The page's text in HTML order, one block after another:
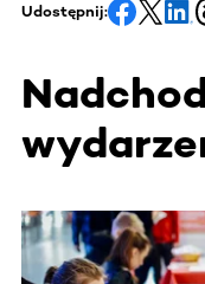
Udostępnij:
Ta sekcja zawiera